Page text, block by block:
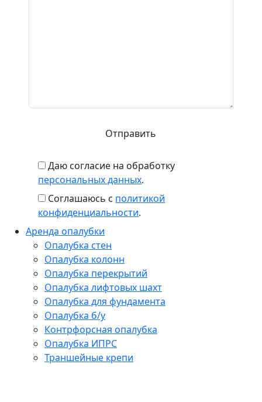
Даю согласие на обработку
персональных данных.
Соглашаюсь с политикой
конфиденциальности.
Аренда опалубки
Опалубка стен
Опалубка колонн
Опалубка перекрытий
Опалубка лифтовых шахт
Опалубка для фундамента
Опалубка б/у
Контрфорсная опалубка
Опалубка ИПРС
Траншейные крепи